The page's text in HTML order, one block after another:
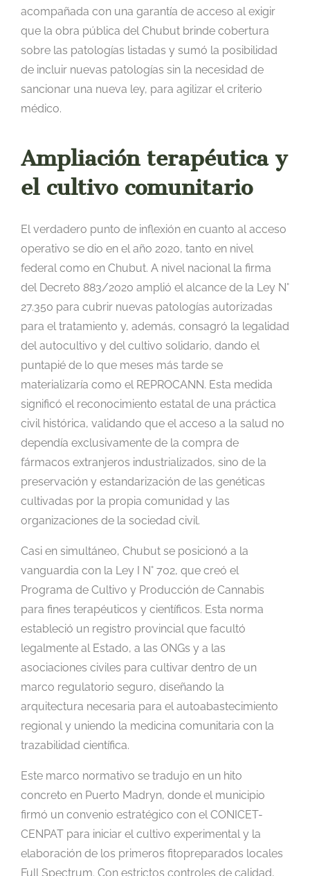
acompañada con una garantía de acceso al exigir
que la obra pública del Chubut brinde cobertura
sobre las patologías listadas y sumó la posibilidad
de incluir nuevas patologías sin la necesidad de
sancionar una nueva ley, para agilizar el criterio
médico.
Ampliación terapéutica y
el cultivo comunitario
El verdadero punto de inflexión en cuanto al acceso
operativo se dio en el año 2020, tanto en nivel
federal como en Chubut. A nivel nacional la firma
del Decreto 883/2020 amplió el alcance de la Ley N°
27.350 para cubrir nuevas patologías autorizadas
para el tratamiento y, además, consagró la legalidad
del autocultivo y del cultivo solidario, dando el
puntapié de lo que meses más tarde se
materializaría como el REPROCANN. Esta medida
significó el reconocimiento estatal de una práctica
civil histórica, validando que el acceso a la salud no
dependía exclusivamente de la compra de
fármacos extranjeros industrializados, sino de la
preservación y estandarización de las genéticas
cultivadas por la propia comunidad y las
organizaciones de la sociedad civil.
Casi en simultáneo, Chubut se posicionó a la
vanguardia con la Ley I N° 702, que creó el
Programa de Cultivo y Producción de Cannabis
para fines terapéuticos y científicos. Esta norma
estableció un registro provincial que facultó
legalmente al Estado, a las ONGs y a las
asociaciones civiles para cultivar dentro de un
marco regulatorio seguro, diseñando la
arquitectura necesaria para el autoabastecimiento
regional y uniendo la medicina comunitaria con la
trazabilidad científica.
Este marco normativo se tradujo en un hito
concreto en Puerto Madryn, donde el municipio
firmó un convenio estratégico con el CONICET-
CENPAT para iniciar el cultivo experimental y la
elaboración de los primeros fitopreparados locales
Full Spectrum. Con estrictos controles de calidad,